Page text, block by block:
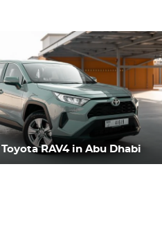
revisión del puesto
Toyota RAV4 in Abu Dhabi